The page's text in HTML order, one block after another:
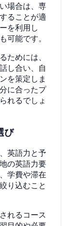
場合は、専
ることが適
を利用し
可能です。
ためには、
し合い、自
を策定しま
に合ったプ
れるでしょ
び
英語力と予
の英語力要
学費や滞在
り込むこと
れるコース